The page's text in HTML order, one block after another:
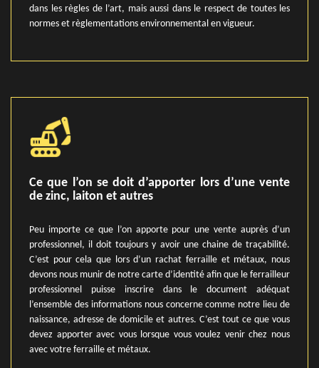
dans les règles de l’art, mais aussi dans le respect de toutes les
normes et règlementations environnemental en vigueur.
Ce que l’on se doit d’apporter lors d’une vente
de zinc, laiton et autres
Peu importe ce que l’on apporte pour une vente auprès d’un
professionnel, il doit toujours y avoir une chaine de traçabilité.
C’est pour cela que lors d’un rachat ferraille et métaux, nous
devons nous munir de notre carte d’identité afin que le ferrailleur
professionnel puisse inscrire dans le document adéquat
l’ensemble des informations nous concerne comme notre lieu de
naissance, adresse de domicile et autres. C’est tout ce que vous
devez apporter avec vous lorsque vous voulez venir chez nous
avec votre ferraille et métaux.